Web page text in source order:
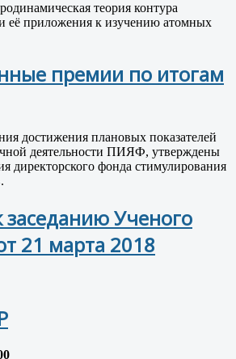
теория контура
её приложения к изучению атомных
премии по итогам
достижения плановых показателей
деятельности ПИЯФ, утверждены
директорского фонда стимулирования
Ученого
21 марта 2018